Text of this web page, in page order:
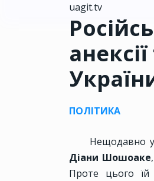
uagit.tv
ПОЛІТИКА
Нещодавно
Діани Шошоаке
Проте цього